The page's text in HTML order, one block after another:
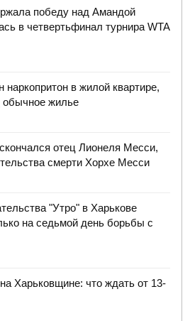
победу над Амандой
в четвертьфинал турнира WTA
в жилой квартире,
обычное жилье
отец Лионеля Месси,
смерти Хорхе Месси
"Утро" в Харькове
на седьмой день борьбы с
Харьковщине: что ждать от 13-